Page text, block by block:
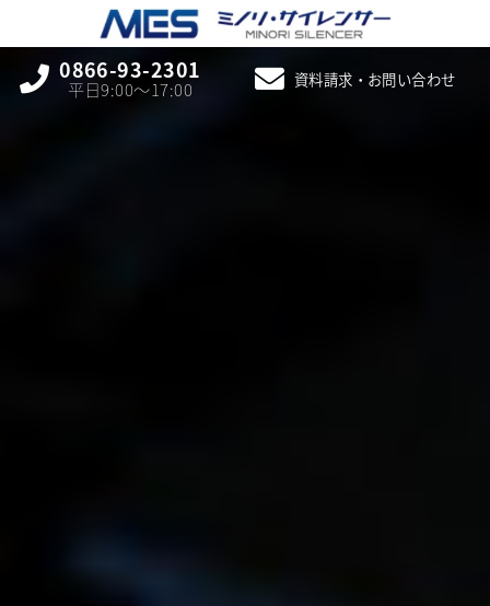
0866-93-2301
平日9:00〜17:00 資料請求・お問い合わせ